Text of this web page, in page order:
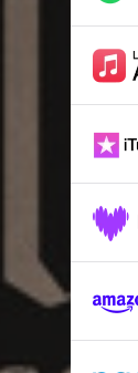
Tak
All